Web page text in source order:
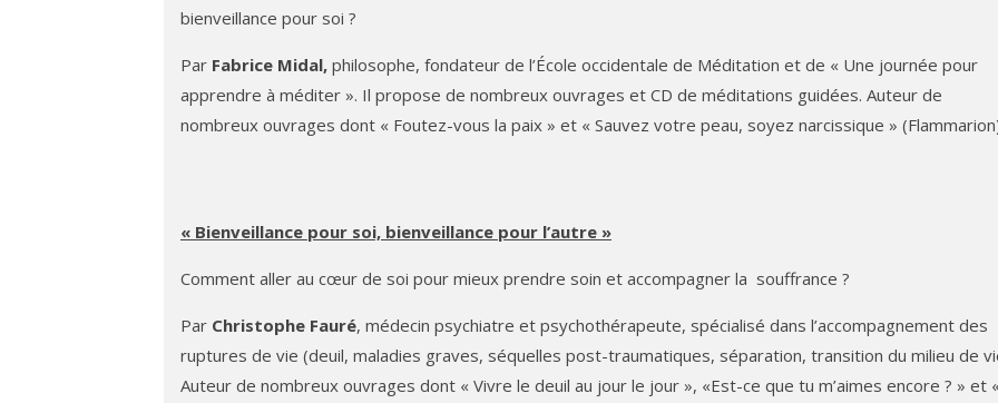
bienveillance pour soi ?
Par Fabrice Midal, philosophe, fondateur de l’École occidentale de Méditation et de « Une journée pour
apprendre à méditer ». Il propose de nombreux ouvrages et CD de méditations guidées. Auteur de
nombreux ouvrages dont « Foutez-vous la paix » et « Sauvez votre peau, soyez narcissique »
« Bienveillance pour soi, bienveillance pour l’autre »
Comment aller au cœur de soi pour mieux prendre soin et accompagner la souffrance ?
Par Christophe Fauré, médecin psychiatre et psychothérapeute, spécialisé dans l’accompagnement des
ruptures de vie (deuil, maladies graves, séquelles post-traumatiques, séparation, transition du milieu de
Auteur de nombreux ouvrages dont « Vivre le deuil au jour le jour », «Est-ce que tu m’aimes encore ? » et